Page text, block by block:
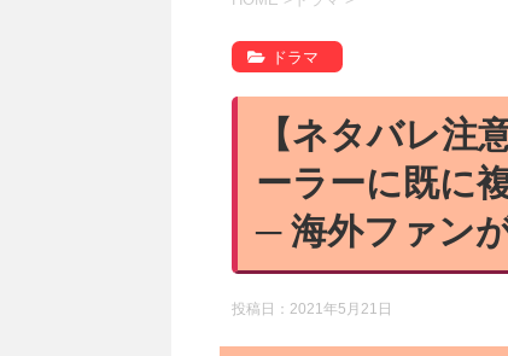
ドラマ
【ネタバレ注
ーラーに既に
─ 海外ファン
投稿日： 2021年5月21日